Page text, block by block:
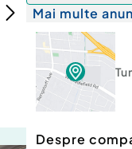
Mai multe
Despre